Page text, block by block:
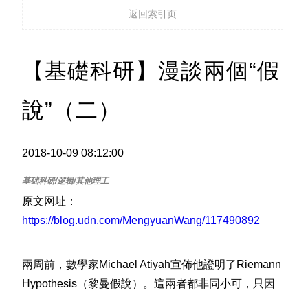
返回索引页
【基礎科研】漫談兩個“假
說”（二）
2018-10-09 08:12:00
原文网址：
https://blog.udn.com/MengyuanWang/117490892
兩周前，數學家Michael Atiyah宣佈他證明了Riemann
Hypothesis（黎曼假說）。這兩者都非同小可，只因